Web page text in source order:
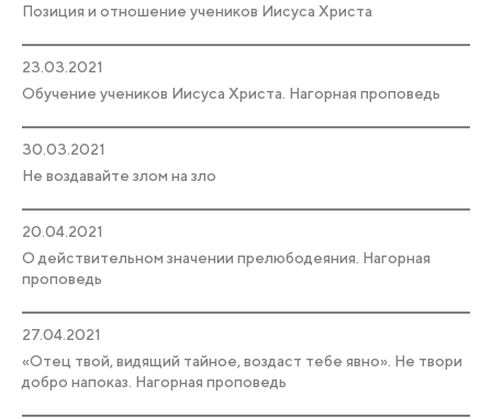
Позиция и отношение учеников Иисуса Христа
23.03.2021
Обучение учеников Иисуса Христа. Нагорная проповедь
30.03.2021
Не воздавайте злом на зло
20.04.2021
О действительном значении прелюбодеяния. Нагорная
проповедь
27.04.2021
«Отец твой, видящий тайное, воздаст тебе явно». Не твори
добро напоказ. Нагорная проповедь